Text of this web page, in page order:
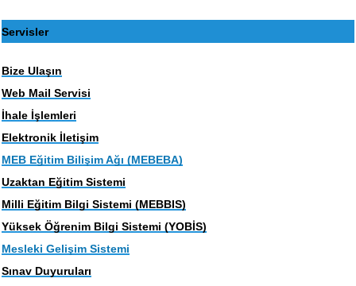
Servisler
Bize Ulaşın
Web Mail Servisi
İhale İşlemleri
Elektronik İletişim
MEB Eğitim Bilişim Ağı (MEBEBA)
Uzaktan Eğitim Sistemi
Milli Eğitim Bilgi Sistemi (MEBBIS)
Yüksek Öğrenim Bilgi Sistemi (YOBİS)
Mesleki Gelişim Sistemi
Sınav Duyuruları